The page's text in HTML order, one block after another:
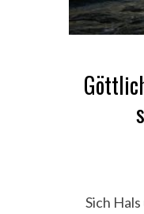
Sich